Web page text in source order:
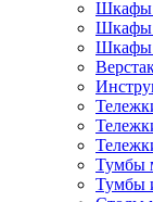
Шкафы
Шкафы
Шкафы
Тумбы
Тумбы